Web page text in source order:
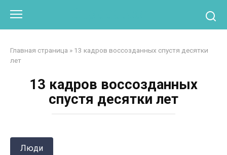
контенту
Главная страница » 13 кадров воссозданных спустя десятки
лет
13 кадров воссозданных
спустя десятки лет
Люди